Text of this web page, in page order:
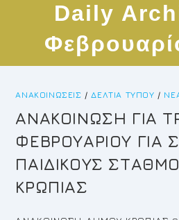
Daily
ΑΝΑΚΟΙΝΏΣΕΙΣ /ΔΕΛΤΊΑ ΤΎΠΟΥ /
ΑΝΑΚΟΙΝΩΣΗ ΓΙΑ
ΦΕΒΡΟΥΑΡΙΟΥ ΓΙΑ
ΠΑΙΔΙΚΟΥΣ
ΚΡΩΠΙΑΣ